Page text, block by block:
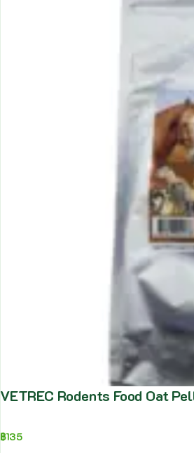
VETREC Rodents Food Oat
฿135